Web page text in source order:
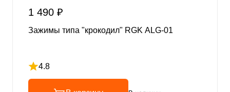
1 490 ₽
Зажимы типа "крокодил" RGK ALG-01
4.8
Рейтинг 4.8 из 5